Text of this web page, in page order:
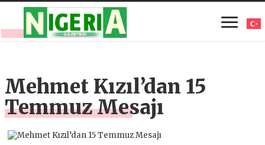
Mehmet Kızıl’dan 15
Temmuz Mesajı